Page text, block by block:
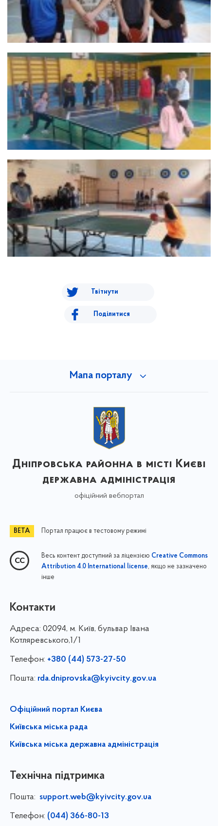
Твітнути
Поділитися
Мапа порталу
Дніпровська районна в місті Києві
державна адміністрація
офіційний вебпортал
Портал працює в тестовому режимі
Весь контент доступний за ліцензією Creative Commons
Attribution 4.0 International license, якщо не зазначено
інше
Контакти
Адреса: 02094, м. Київ, бульвар Івана
Котляревського,1/1
Телефон: +380 (44) 573-27-50
Пошта: rda.dniprovska@kyivcity.gov.ua
Офіційний портал Києва
Київська міська рада
Київська міська державна адміністрація
Технічна підтримка
Пошта: support.web@kyivcity.gov.ua
Телефон: (044) 366-80-13